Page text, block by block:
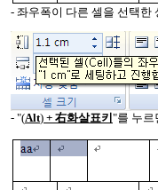
- 좌우폭이 다른 셀을 선택한
- "(Alt) + 右화살표키 "를 누르